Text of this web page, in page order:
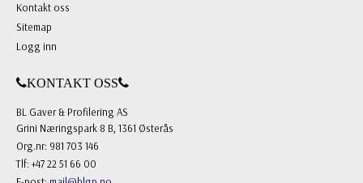
Kontakt oss
Sitemap
Logg inn
KONTAKT OSS
BL Gaver & Profilering AS
Grini Næringspark 8 B, 1361 Østerås
Org.nr: 981 703 146
Tlf: +47 22 51 66 00